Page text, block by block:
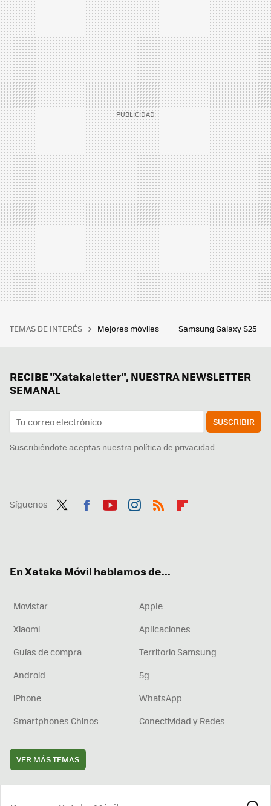
TEMAS DE INTERÉS Mejores móviles Samsung Galaxy S25
RECIBE "Xatakaletter", NUESTRA NEWSLETTER
SEMANAL
SUSCRIBIR
Suscribiéndote aceptas nuestra política de privacidad
Síguenos
En Xataka Móvil hablamos de...
Movistar
Apple
Xiaomi
Aplicaciones
Guías de compra
Territorio Samsung
Android
5g
iPhone
WhatsApp
Smartphones Chinos
Conectividad y Redes
VER MÁS TEMAS